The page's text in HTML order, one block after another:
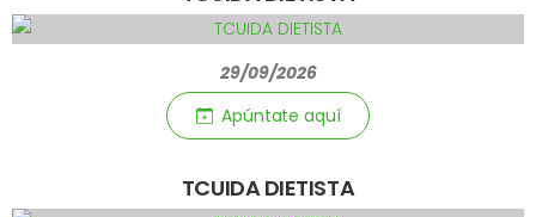
29/09/2026
Apúntate aquí­
TCUIDA DIETISTA